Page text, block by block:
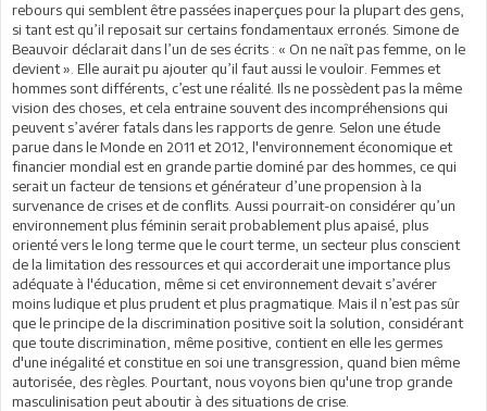
rebours qui semblent être passées inaperçues pour la plupart des gens,
si tant est qu’il reposait sur certains fondamentaux erronés. Simone de
Beauvoir déclarait dans l’un de ses écrits : « On ne naît pas femme, on le
devient ». Elle aurait pu ajouter qu’il faut aussi le vouloir. Femmes et
hommes sont différents, c’est une réalité. Ils ne possèdent pas la même
vision des choses, et cela entraine souvent des incompréhensions qui
peuvent s’avérer fatals dans les rapports de genre. Selon une étude
parue dans le Monde en 2011 et 2012, l'environnement économique et
financier mondial est en grande partie dominé par des hommes, ce qui
serait un facteur de tensions et générateur d’une propension à la
survenance de crises et de conflits. Aussi pourrait-on considérer qu’un
environnement plus féminin serait probablement plus apaisé, plus
orienté vers le long terme que le court terme, un secteur plus conscient
de la limitation des ressources et qui accorderait une importance plus
adéquate à l'éducation, même si cet environnement devait s’avérer
moins ludique et plus prudent et plus pragmatique. Mais il n’est pas sûr
que le principe de la discrimination positive soit la solution, considérant
que toute discrimination, même positive, contient en elle les germes
d'une inégalité et constitue en soi une transgression, quand bien même
autorisée, des règles. Pourtant, nous voyons bien qu'une trop grande
masculinisation peut aboutir à des situations de crise.